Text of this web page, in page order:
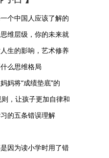
个中国人应该了解的
维层级，你的未来就
生的影响，艺术修养
么思维格局
妈将“成绩垫底”的
，让孩子更加自律和
的五条错误理解
因为读小学时用了错